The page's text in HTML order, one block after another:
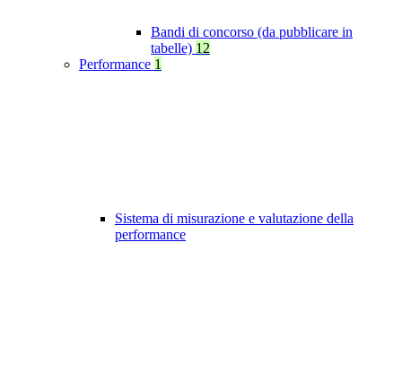
Bandi di concorso (da pubblicare in
tabelle) 12
Performance 1
Sistema di misurazione e valutazione della
performance